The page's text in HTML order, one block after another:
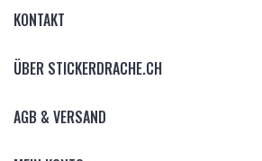
KONTAKT
ÜBER STICKERDRACHE.CH
AGB & VERSAND